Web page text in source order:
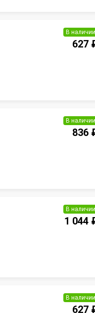
В наличии
627
В наличии
836
В наличии
1 044
В наличии
627